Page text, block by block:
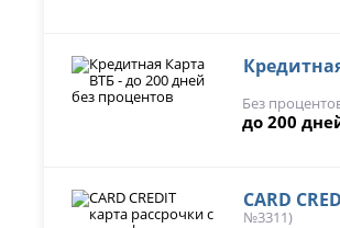
Без
до 200
CARD
№3311)